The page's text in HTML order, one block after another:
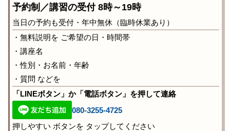
予約制／講習の受付 8時～19時
当日の予約も受付・年中無休（臨時休業あり）
・無料説明を ご希望の日・時間帯
・講座名
・性別・お名前・年齢
・質問 などを
「LINEボタン」か「電話ボタン」を押して連絡
080-3255-4725
押しやすい ボタンを タップしてください